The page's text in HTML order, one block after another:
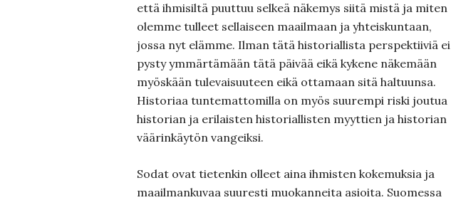
että ihmisiltä puuttuu selkeä näkemys siitä mistä ja miten
olemme tulleet sellaiseen maailmaan ja yhteiskuntaan,
jossa nyt elämme. Ilman tätä historiallista perspektiiviä ei
pysty ymmärtämään tätä päivää eikä kykene näkemään
myöskään tulevaisuuteen eikä ottamaan sitä haltuunsa.
Historiaa tuntemattomilla on myös suurempi riski joutua
historian ja erilaisten historiallisten myyttien ja historian
väärinkäytön vangeiksi.
Sodat ovat tietenkin olleet aina ihmisten kokemuksia ja
maailmankuvaa suuresti muokanneita asioita. Suomessa